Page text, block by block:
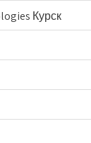
Курск